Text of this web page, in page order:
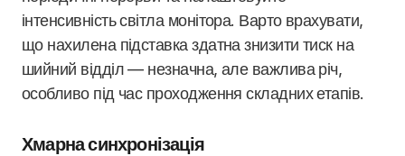
інтенсивність світла монітора. Варто врахувати,
що нахилена підставка здатна знизити тиск на
шийний відділ — незначна, але важлива річ,
особливо під час проходження складних етапів.
Хмарна синхронізація